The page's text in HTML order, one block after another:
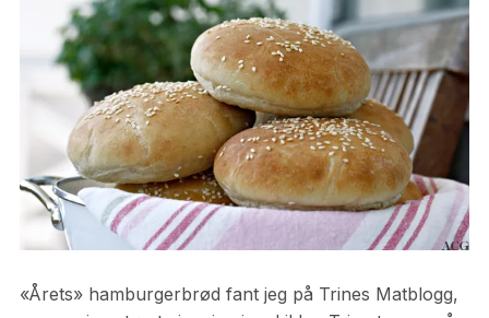
«Årets» hamburgerbrød fant jeg på Trines Matblogg,